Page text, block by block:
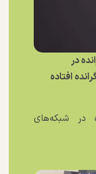
در
افتاده
در شبکه‌های